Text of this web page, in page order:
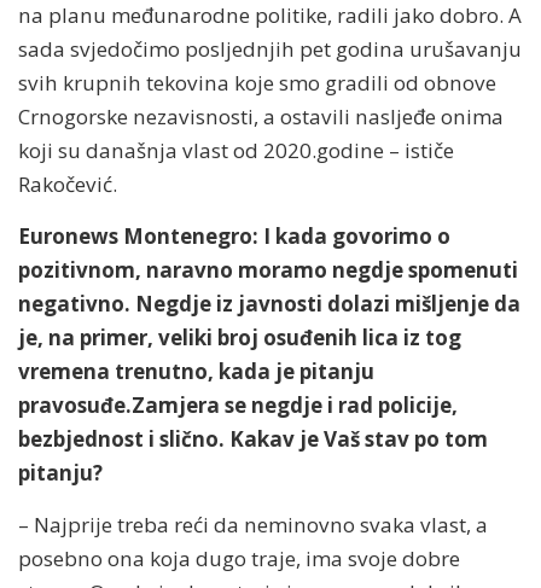
na planu međunarodne politike, radili jako dobro. A
sada svjedočimo posljednjih pet godina urušavanju
svih krupnih tekovina koje smo gradili od obnove
Crnogorske nezavisnosti, a ostavili nasljeđe onima
koji su današnja vlast od 2020.godine – ističe
Rakočević.
Euronews Montenegro: I kada govorimo o
pozitivnom, naravno moramo negdje spomenuti
negativno. Negdje iz javnosti dolazi mišljenje da
je, na primer, veliki broj osuđenih lica iz tog
vremena trenutno, kada je pitanju
pravosuđe.Zamjera se negdje i rad policije,
bezbjednost i slično. Kakav je Vaš stav po tom
pitanju?
– Najprije treba reći da neminovno svaka vlast, a
posebno ona koja dugo traje, ima svoje dobre